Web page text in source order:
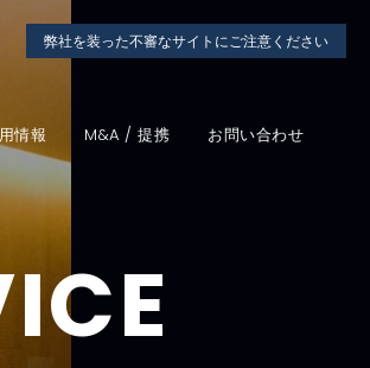
弊社を装った不審なサイトにご注意ください
情報 M&A / 提携 お問い合わせ